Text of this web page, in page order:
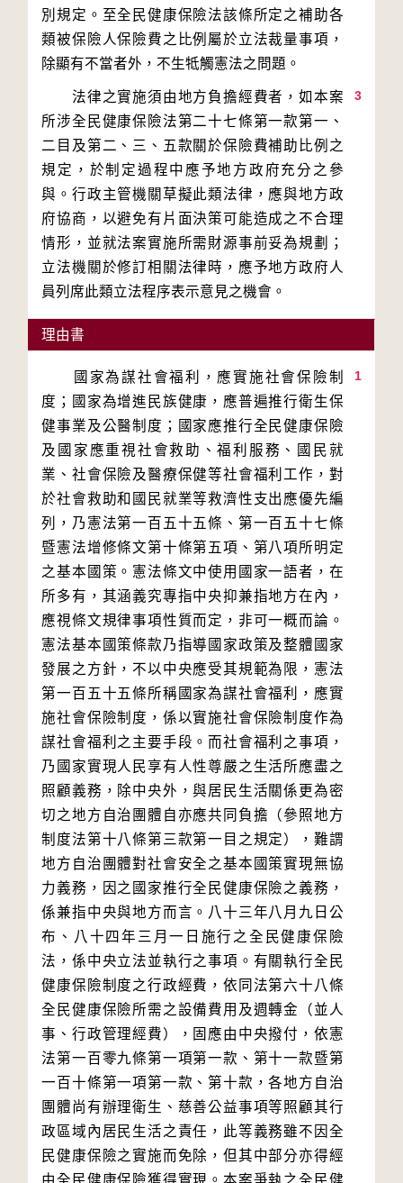
別規定。至全民健康保險法該條所定之補助各
類被保險人保險費之比例屬於立法裁量事項，
3
法律之實施須由地方負擔經費者，如本案
所涉全民健康保險法第二十七條第一款第一、
二目及第二、三、五款關於保險費補助比例之
規定，於制定過程中應予地方政府充分之參
與。行政主管機關草擬此類法律，應與地方政
府協商，以避免有片面決策可能造成之不合理
情形，並就法案實施所需財源事前妥為規劃；
立法機關於修訂相關法律時，應予地方政府人
理由書
1
國家為謀社會福利，應實施社會保險制
度；國家為增進民族健康，應普遍推行衛生保
健事業及公醫制度；國家應推行全民健康保險
及國家應重視社會救助、福利服務、國民就
業、社會保險及醫療保健等社會福利工作，對
於社會救助和國民就業等救濟性支出應優先編
列，乃憲法第一百五十五條、第一百五十七條
暨憲法增修條文第十條第五項、第八項所明定
之基本國策。憲法條文中使用國家一語者，在
所多有，其涵義究專指中央抑兼指地方在內，
應視條文規律事項性質而定，非可一概而論。
憲法基本國策條款乃指導國家政策及整體國家
發展之方針，不以中央應受其規範為限，憲法
第一百五十五條所稱國家為謀社會福利，應實
施社會保險制度，係以實施社會保險制度作為
謀社會福利之主要手段。而社會福利之事項，
乃國家實現人民享有人性尊嚴之生活所應盡之
照顧義務，除中央外，與居民生活關係更為密
切之地方自治團體自亦應共同負擔（參照地方
制度法第十八條第三款第一目之規定），難謂
地方自治團體對社會安全之基本國策實現無協
力義務，因之國家推行全民健康保險之義務，
係兼指中央與地方而言。八十三年八月九日公
布、八十四年三月一日施行之全民健康保險
法，係中央立法並執行之事項。有關執行全民
健康保險制度之行政經費，依同法第六十八條
全民健康保險所需之設備費用及週轉金（並人
事、行政管理經費），固應由中央撥付，依憲
法第一百零九條第一項第一款、第十一款暨第
一百十條第一項第一款、第十款，各地方自治
團體尚有辦理衛生、慈善公益事項等照顧其行
政區域內居民生活之責任，此等義務雖不因全
民健康保險之實施而免除，但其中部分亦得經
由全民健康保險獲得實現。本案爭執之全民健